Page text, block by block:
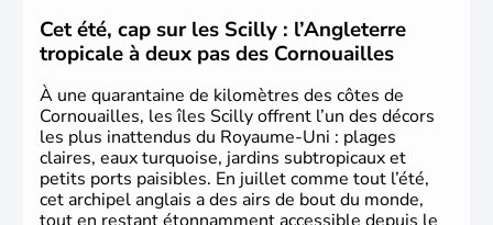
L'Angleterre est l’une des quatre nations constitutives du
Royaume-Uni. Elle est peuplée de plus de 50 millions
d’habitants, les Anglais, et constitue à elle seule, près de
84% de la population de l’ensemble. Le pays s’est créé au
Xème siècle et tient son nom desAngles
germanique installé sur ces terres. Première démocratie
parlementaire au monde, elle doit son développement à
l’essor industriel du XIXème siècle.
Cet été, cap sur les Scilly : l’Angleterre
tropicale à deux pas des Cornouailles
À une quarantaine de kilomètres des côtes de
Cornouailles, les îles Scilly offrent l’un des décors
les plus inattendus du Royaume-Uni : plages
claires, eaux turquoise, jardins subtropicaux et
petits ports paisibles. En juillet comme tout l’été,
cet archipel anglais a des airs de bout du monde,